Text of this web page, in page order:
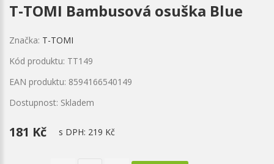
T-TOMI Bambusová osuška Blue
Značka: T-TOMI
Kód produktu: TT149
EAN produktu: 8594166540149
Dostupnost: Skladem
181 Kč s DPH: 219 Kč